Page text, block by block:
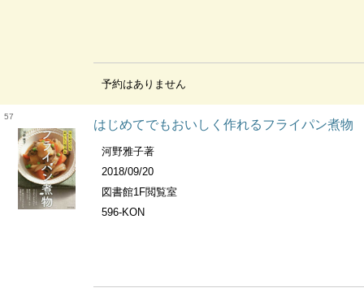
予約はありません
57
はじめてでもおいしく作れるフライパン煮物
河野雅子著
2018/09/20
図書館1F閲覧室
596-KON